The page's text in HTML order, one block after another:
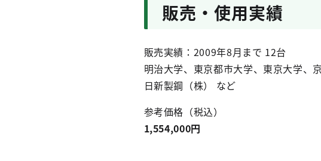
販売・使用実績
販売実績：2009年8月まで 12台
明治大学、東京都市大学、東京大学、
日新製鋼（株） など
参考価格（税込）
1,554,000円